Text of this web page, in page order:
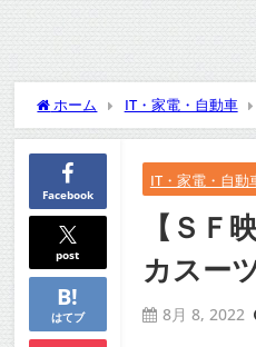
ホーム IT・家電・自動車
Twitterの反応
Facebook
post
はてブ
IT・家電・自動
【ＳＦ
カスー
8月 8, 2022